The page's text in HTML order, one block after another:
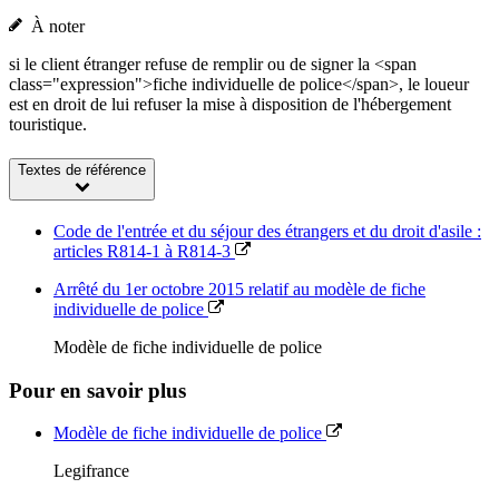
À noter
si le client étranger refuse de remplir ou de signer la <span
class="expression">fiche individuelle de police</span>, le loueur
est en droit de lui refuser la mise à disposition de l'hébergement
touristique.
Textes de référence
Code de l'entrée et du séjour des étrangers et du droit d'asile :
articles R814-1 à R814-3
Arrêté du 1er octobre 2015 relatif au modèle de fiche
individuelle de police
Modèle de fiche individuelle de police
Pour en savoir plus
Modèle de fiche individuelle de police
Legifrance